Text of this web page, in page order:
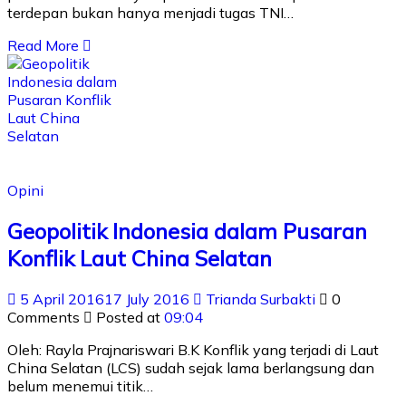
terdepan bukan hanya menjadi tugas TNI…
Read More
Opini
Geopolitik Indonesia dalam Pusaran
Konflik Laut China Selatan
5 April 201617 July 2016 Trianda Surbakti
0
Comments
Posted at 09:04
Oleh: Rayla Prajnariswari B.K Konflik yang terjadi di Laut
China Selatan (LCS) sudah sejak lama berlangsung dan
belum menemui titik…